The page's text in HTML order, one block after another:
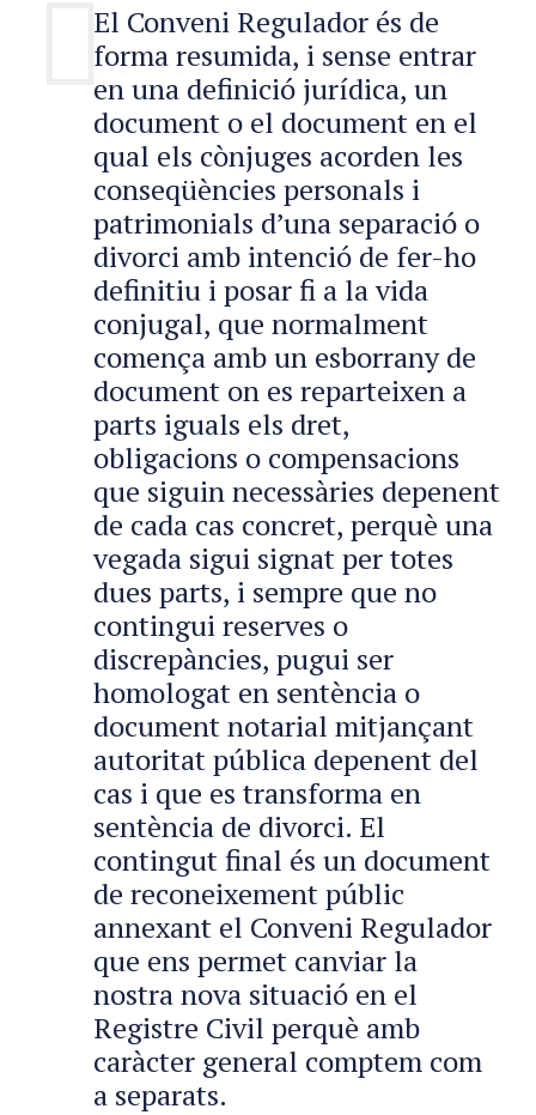
El Conveni Regulador és de
forma resumida, i sense entrar
en una definició jurídica, un
document o el document en el
qual els cònjuges acorden les
conseqüències personals i
patrimonials d’una separació o
divorci amb intenció de fer-ho
definitiu i posar fi a la vida
conjugal, que normalment
comença amb un esborrany de
document on es reparteixen a
parts iguals els dret,
obligacions o compensacions
que siguin necessàries depenent
de cada cas concret, perquè una
vegada sigui signat per totes
dues parts, i sempre que no
contingui reserves o
discrepàncies, pugui ser
homologat en sentència o
document notarial mitjançant
autoritat pública depenent del
cas i que es transforma en
sentència de divorci. El
contingut final és un document
de reconeixement públic
annexant el Conveni Regulador
que ens permet canviar la
nostra nova situació en el
Registre Civil perquè amb
caràcter general comptem com
a separats.